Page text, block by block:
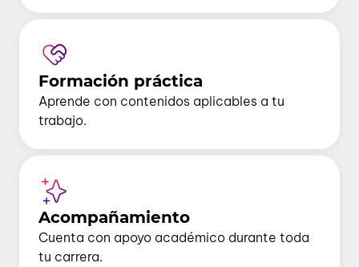
Formación práctica
Aprende con contenidos aplicables a tu
trabajo.
Acompañamiento
Cuenta con apoyo académico durante toda
tu carrera.